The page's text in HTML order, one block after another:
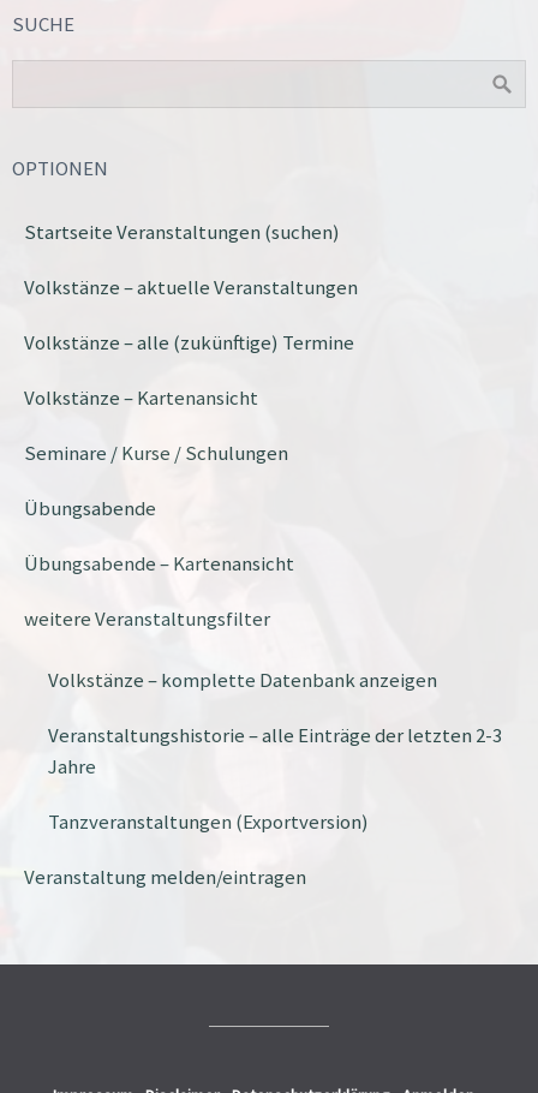
SUCHE
OPTIONEN
Startseite Veranstaltungen (suchen)
Volkstänze – aktuelle Veranstaltungen
Volkstänze – alle (zukünftige) Termine
Volkstänze – Kartenansicht
Seminare / Kurse / Schulungen
Übungsabende
Übungsabende – Kartenansicht
weitere Veranstaltungsfilter
Volkstänze – komplette Datenbank anzeigen
Veranstaltungshistorie – alle Einträge der letzten 2-3
Jahre
Tanzveranstaltungen (Exportversion)
Veranstaltung melden/eintragen